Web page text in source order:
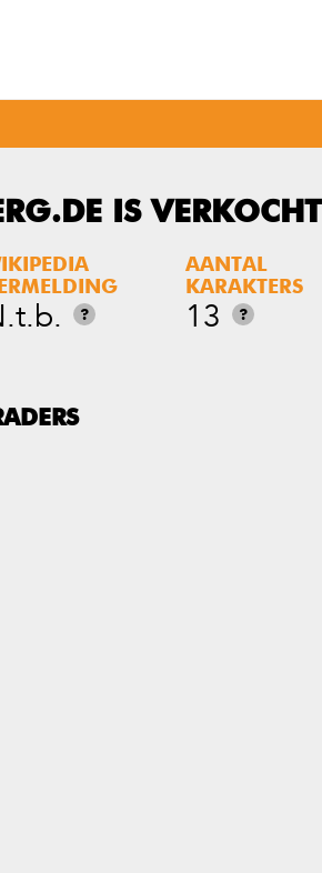
IS VERKOCHT
?
AANTAL
KARAKTERS
13 ?